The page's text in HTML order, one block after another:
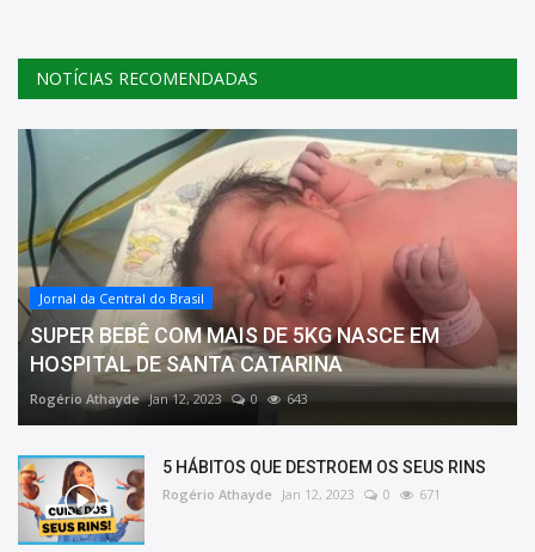
NOTÍCIAS RECOMENDADAS
Jornal da Central do Brasil
SUPER BEBÊ COM MAIS DE 5KG NASCE EM
HOSPITAL DE SANTA CATARINA
Rogério Athayde Jan 12, 2023 0 643
5 HÁBITOS QUE DESTROEM OS SEUS RINS
Rogério Athayde Jan 12, 2023 0 671